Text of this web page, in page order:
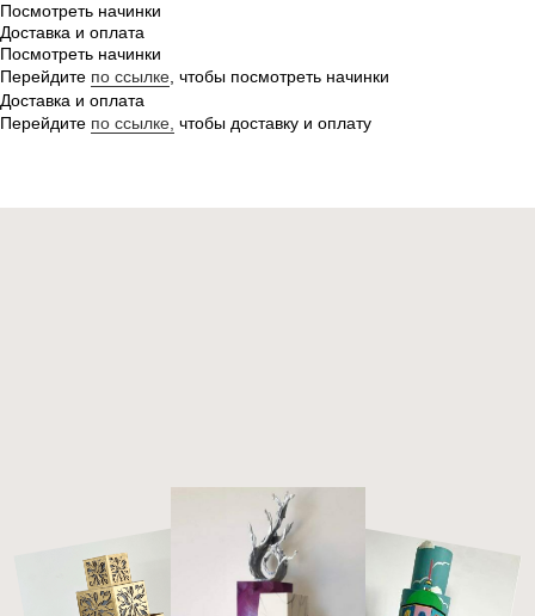
Посмотреть начинки
Доставка и оплата
Посмотреть начинки
Перейдите по ссылке , чтобы посмотреть начинки
Доставка и оплата
Перейдите по ссылке, чтобы доставку и оплату
Торт без сахара, торт без глютена, торт без
лактозы? — Пожалуйста. Просто скажите о
своих предпочтениях. И конечно, отрисуем эскиз
по Вашему описанию и воплотим любые
пожелания в торте.